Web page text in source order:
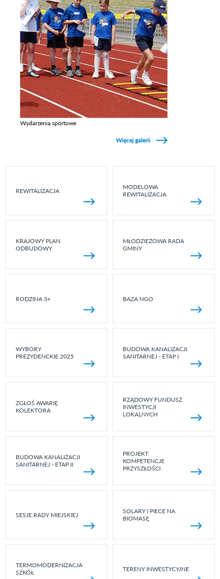
Wydarzenia sportowe
Więcej galerii
REWITALIZACJA
MODELOWA
REWITALIZACJA
KRAJOWY PLAN
ODBUDOWY
MŁODZIEŻOWA RADA
GMINY
RODZINA 3+ BAZA NGO
WYBORY
PREZYDENCKIE 2025
BUDOWA KANALIZACJI
SANITARNEJ - ETAP I
ZGŁOŚ AWARIĘ
KOLEKTORA
RZĄDOWY FUNDUSZ
INWESTYCJI
LOKALNYCH
BUDOWA KANALIZACJI
SANITARNEJ - ETAP II
PROJEKT:
KOMPETENCJE
PRZYSZŁOŚCI
SESJE RADY MIEJSKIEJ
SOLARY I PIECE NA
BIOMASĘ
TERMOMODERNIZACJA
SZKÓŁ
TERENY INWESTYCYJNE